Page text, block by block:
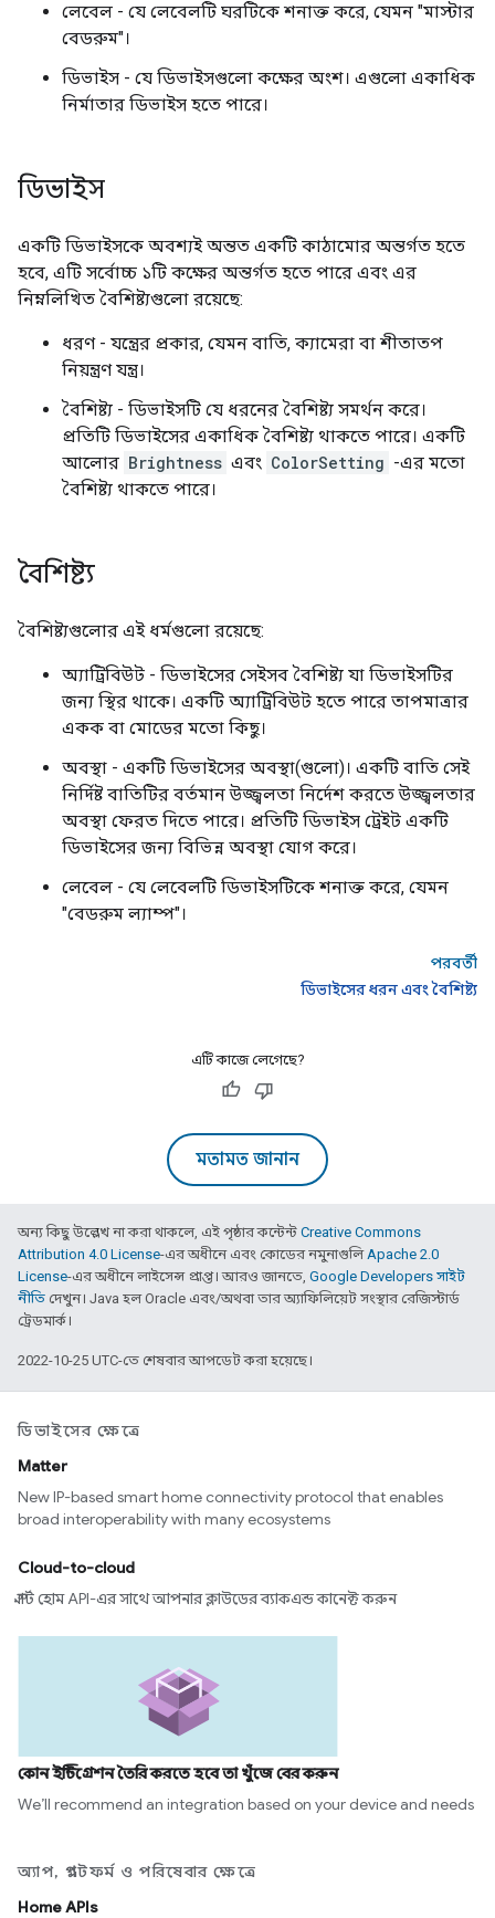
লেবেল - যে লেবেলটি ঘরটিকে শনাক্ত করে, যেমন "মাস্টার
বেডরুম"।
ডিভাইস - যে ডিভাইসগুলো কক্ষের অংশ। এগুলো একাধিক
নির্মাতার ডিভাইস হতে পারে।
ডিভাইস
একটি ডিভাইসকে অবশ্যই অন্তত একটি কাঠামোর অন্তর্গত হতে
হবে, এটি সর্বোচ্চ ১টি কক্ষের অন্তর্গত হতে পারে এবং এর
নিম্নলিখিত বৈশিষ্ট্যগুলো রয়েছে:
ধরণ - যন্ত্রের প্রকার, যেমন বাতি, ক্যামেরা বা শীতাতপ
নিয়ন্ত্রণ যন্ত্র।
বৈশিষ্ট্য - ডিভাইসটি যে ধরনের বৈশিষ্ট্য সমর্থন করে।
প্রতিটি ডিভাইসের একাধিক বৈশিষ্ট্য থাকতে পারে। একটি
আলোর Brightness এবং ColorSetting -এর মতো
বৈশিষ্ট্য থাকতে পারে।
বৈশিষ্ট্য
বৈশিষ্ট্যগুলোর এই ধর্মগুলো রয়েছে:
অ্যাট্রিবিউট - ডিভাইসের সেইসব বৈশিষ্ট্য যা ডিভাইসটির
জন্য স্থির থাকে। একটি অ্যাট্রিবিউট হতে পারে তাপমাত্রার
একক বা মোডের মতো কিছু।
অবস্থা - একটি ডিভাইসের অবস্থা(গুলো)। একটি বাতি সেই
নির্দিষ্ট বাতিটির বর্তমান উজ্জ্বলতা নির্দেশ করতে উজ্জ্বলতার
অবস্থা ফেরত দিতে পারে। প্রতিটি ডিভাইস ট্রেইট একটি
ডিভাইসের জন্য বিভিন্ন অবস্থা যোগ করে।
লেবেল - যে লেবেলটি ডিভাইসটিকে শনাক্ত করে, যেমন
"বেডরুম ল্যাম্প"।
পরবর্তী
ডিভাইসের ধরন এবং বৈশিষ্ট্য
এটি কাজে লেগেছে?
মতামত জানান
অন্য কিছু উল্লেখ না করা থাকলে, এই পৃষ্ঠার কন্টেন্ট Creative Commons
Attribution 4.0 License-এর অধীনে এবং কোডের নমুনাগুলিApache 2.0
License-এর অধীনে লাইসেন্স প্রাপ্ত। আরও জানতে, Google Developers সাইট
নীতি দেখুন। Java হল Oracle এবং/অথবা তার অ্যাফিলিয়েট সংস্থার রেজিস্টার্ড
ট্রেডমার্ক।
2022-10-25 UTC-তে শেষবার আপডেট করা হয়েছে।
ডিভাইসের ক্ষেত্রে
Matter
New IP-based smart home connectivity protocol that enables
broad interoperability with many ecosystems
Cloud-to-cloud
স্মার্ট হোম API-এর সাথে আপনার ক্লাউডের ব্যাকএন্ড কানেক্ট করুন
কোন ইন্টিগ্রেশন তৈরি করতে হবে তা খুঁজে বের করুন
We’ll recommend an integration based on your device and needs
অ্যাপ, প্ল্যাটফর্ম ও পরিষেবার ক্ষেত্রে
Home APIs